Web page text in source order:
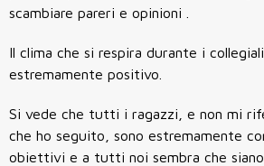
scambiare pareri e opinioni .
Il clima che si respira durante i
estremamente positivo.
Si vede che tutti i ragazzi, e non mi
che ho seguito, sono estremamente
obiettivi e a tutti noi sembra che